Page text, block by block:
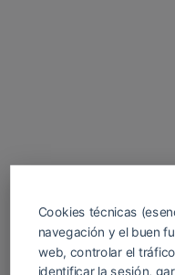
Cookies técnicas
navegación y el buen
web, controlar el
identificar la sesión,